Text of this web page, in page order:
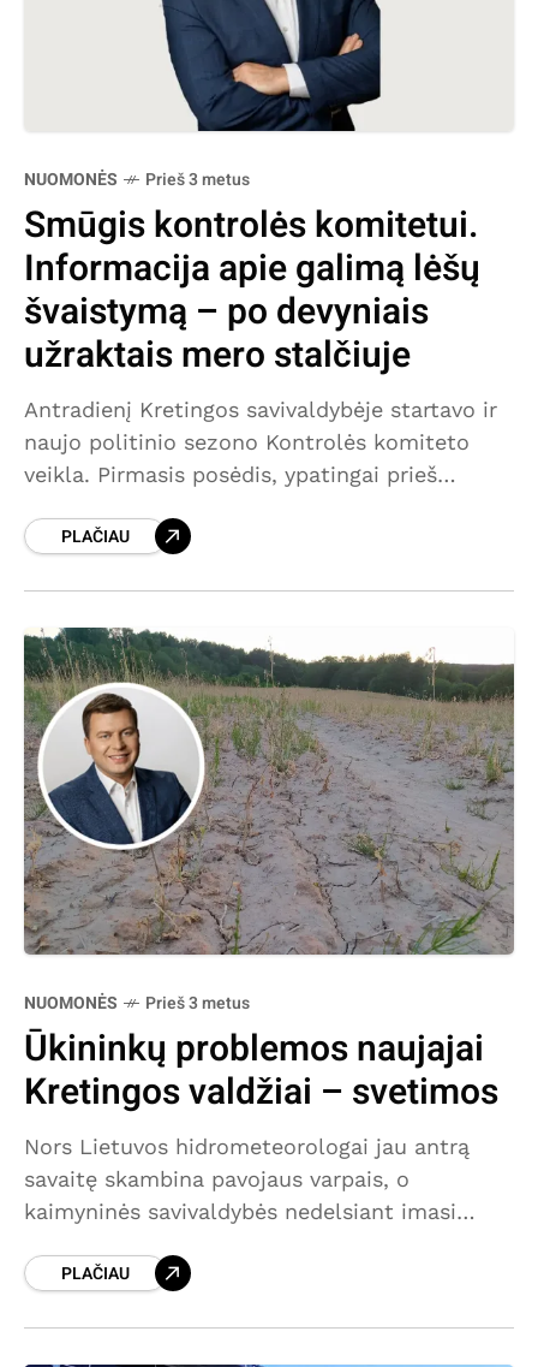
NUOMONĖS Prieš 3 metus
Smūgis kontrolės komitetui.
Informacija apie galimą lėšų
švaistymą – po devyniais
užraktais mero stalčiuje
Antradienį Kretingos savivaldybėje startavo ir
naujo politinio sezono Kontrolės komiteto
veikla. Pirmasis posėdis, ypatingai prieš
techninio pobūdžio, tačiau virto mero Antano
PLAČIAU
NUOMONĖS Prieš 3 metus
Ūkininkų problemos naujajai
Kretingos valdžiai – svetimos
Nors Lietuvos hidrometeorologai jau antrą
savaitę skambina pavojaus varpais, o
kaimyninės savivaldybės nedelsiant imasi
tiek stambūs ūkiai, esant stichinei sausrai,
PLAČIAU